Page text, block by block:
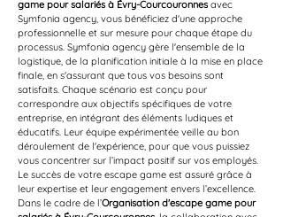
game pour salariés à Évry-Courcouronnes avec
Symfonia agency, vous bénéficiez d'une approche
professionnelle et sur mesure pour chaque étape du
processus. Symfonia agency gère l'ensemble de la
logistique, de la planification initiale à la mise en place
finale, en s'assurant que tous vos besoins sont
satisfaits. Chaque scénario est conçu pour
correspondre aux objectifs spécifiques de votre
entreprise, en intégrant des éléments ludiques et
éducatifs. Leur équipe expérimentée veille au bon
déroulement de l'expérience, pour que vous puissiez
vous concentrer sur l’impact positif sur vos employés.
Le succès de votre escape game est assuré grâce à
leur expertise et leur engagement envers l’excellence.
Dans le cadre de l’Organisation d'escape game pour